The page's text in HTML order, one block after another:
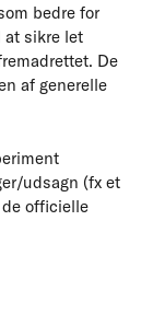
bedre for
at sikre let
De
af generelle
udsagn (fx et
officielle